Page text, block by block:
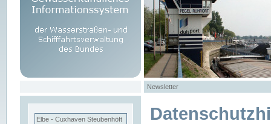
Newsletter
Elbe - Cuxhaven Steubenhöft